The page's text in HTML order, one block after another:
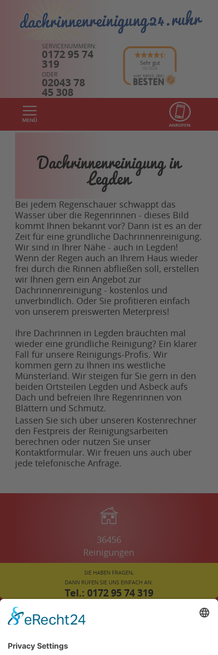
SERVICENUMMERN:
0172 95 74
319
ODER
02043 78
45 308
Sehr gut
08/2026
Dachrinnenreinigung in
Legden
Bei jedem Regenschauer schwappt das
Wasser über die Regenrinnen - dieses Bild
kommt Ihnen bekannt vor? Dann ist es an der
Zeit für eine gründliche Dachrinnenreinigung.
Wir sind in Ihrer Nähe - auch in Legden!
Wenn der Regen auch an Ihrem Haus wieder
frei durch die Rinnen abfließen soll, erstellen
wir Ihnen gern ein Angebot zur
Dachrinnenreinigung - kostenlos und
unverbindlich. Oder Sie profitieren einfach
von unserem preiswerten Meterpreis!
Ihre Dachrinnen in Legden bräuchten mal
wieder eine gründliche Reinigung? Ein klarer
Fall für unsere Reinigungs-Profis. Wir
kommen gern zu Ihnen ins westliche
Münsterland. Wir steigen für Sie gern in den
beiden Ortsteilen Legden und Asbeck aufs
Dach und befreien Ihre Regenrinnen von
Blättern und Schmutz.
Lassen Sie sich über unseren Kostenrechner
den Festpreis der Reinigungsarbeiten
berechnen oder nutzen Sie unser
Kontaktformular. Wir freuen uns auch über
jede telefonische Anfrage.
36456
Reinigungen
SIE HABEN FRAGEN,
DANN RUFEN SIE UNS EINFACH AN:
Tel.: 0172 95 74 319
ENNEPETAL LÜDINGHAUSEN